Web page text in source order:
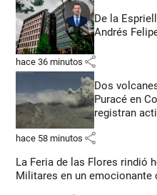
De la
Andrés
hace 36 minutos share
Dos
Puracé en
registran
hace 58 minutos share
La Feria de las Flores rindió
Militares en un emocionante